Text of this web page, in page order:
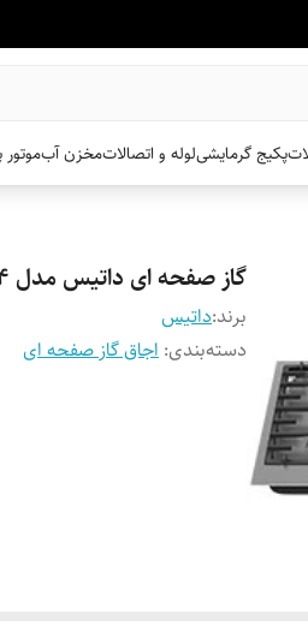
پکیج گرمایشیلوله و اتصالاتمخزن آب
گاز صفحه ای داتیس مدل DS 524
برند:داتیس
دسته‌بندی: اجاق گاز صفحه ای